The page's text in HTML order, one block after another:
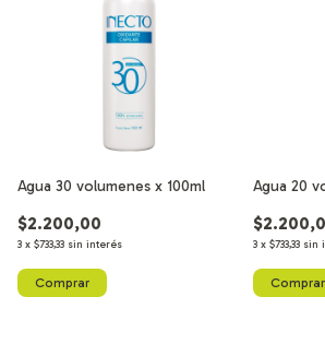
Agua 30 volumenes x 100ml
$2.200,00
3 x $733,33 sin interés
Agua 20
3 x $733,33 sin